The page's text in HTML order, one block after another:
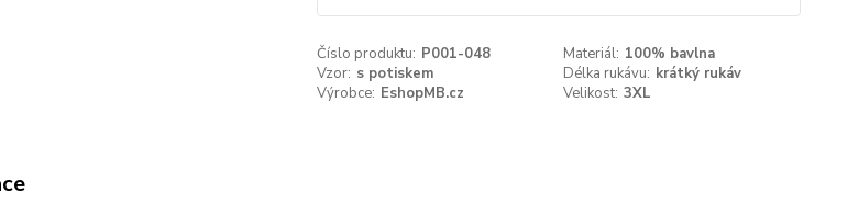
Číslo produktu: P001-048 Materiál: 100% bavlna
Vzor: s potiskem Délka rukávu: krátký rukáv
Výrobce: EshopMB.cz Velikost: 3XL